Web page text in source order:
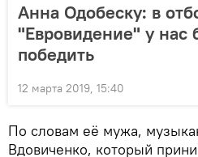
Анна Одобеску: в
"Евровидение" у нас
победить
12 марта 2019, 15:40
По словам её мужа,
Вдовиченко, который